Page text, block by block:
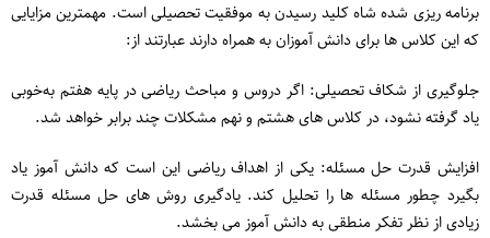
برنامه ریزی شده شاه کلید رسیدن به موفقیت تحصیلی است. مهمترین مزایایی
که این کلاس ها برای دانش آموزان به همراه دارند عبارتند از:
جلوگیری از شکاف تحصیلی: اگر دروس و مباحث ریاضی در پایه هفتم به‌خوبی
یاد گرفته نشود، در کلاس های هشتم و نهم مشکلات چند برابر خواهد شد.
افزایش قدرت حل مسئله: یکی از اهداف ریاضی این است که دانش ‌آموز یاد
بگیرد چطور مسئله ‌ها را تحلیل کند. یادگیری روش های حل مسئله قدرت
زیادی از نظر تفکر منطقی به دانش آموز می بخشد.